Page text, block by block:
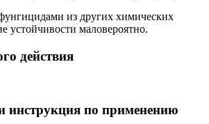
из других химических
устойчивости маловероятно.
действия
инструкция по применению